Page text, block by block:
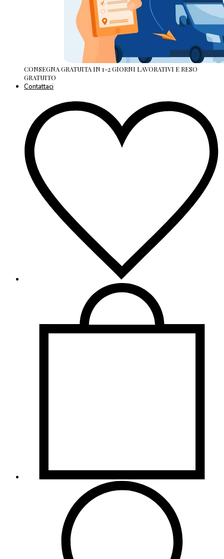
CONSEGNA GRATUITA IN 1-2 GIORNI LAVORATIVI E RESO
GRATUITO
Contattaci